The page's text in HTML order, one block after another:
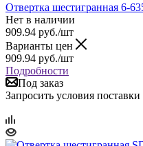
Отвертка шестигранная 6-
Нет в наличии
909.94 руб./шт
Варианты цен
909.94 руб./шт
Подробности
Под заказ
Запросить условия поставки